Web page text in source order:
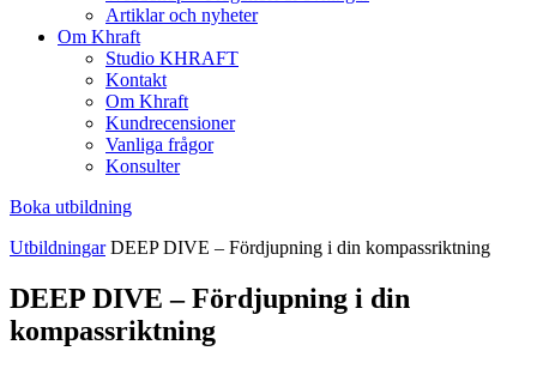
Artiklar och nyheter
Om Khraft
Studio KHRAFT
Kontakt
Om Khraft
Kundrecensioner
Vanliga frågor
Konsulter
Boka utbildning
Utbildningar DEEP DIVE – Fördjupning i din kompassriktning
DEEP DIVE – Fördjupning i din
kompassriktning